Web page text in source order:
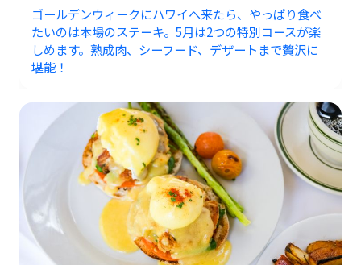
ゴールデンウィークにハワイへ来たら、やっぱり食べ
たいのは本場のステーキ。5月は2つの特別コースが楽
しめます。熟成肉、シーフード、デザートまで贅沢に
堪能！